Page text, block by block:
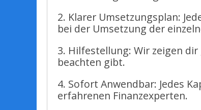
2. Klarer Umsetzungsplan:
bei der Umsetzung der
3. Hilfestellung: Wir zeigen
beachten gibt.
4. Sofort Anwendbar: Jedes
erfahrenen Finanzexperten.